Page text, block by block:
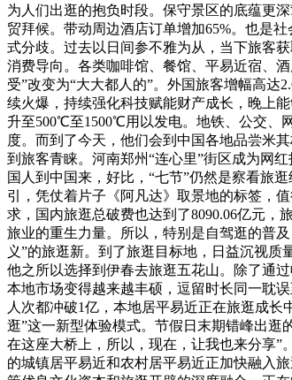
为人们出逛的抱负时段。保守景区的底蕴更
贸拜候。带动周边酒店订单增加65%。也是
式分歧。过去以日间参不雅为从，当下旅客
消费导向。各类咖啡馆、餐馆、平易近宿、
受”改变为“大大都人的”。外国旅客增幅高
续火爆，持续强化科技赋能财产成长，晚上
升至500℃至1500℃用以发电。地铁、公交、
度。而到了今天，他们会到中国各地品尝米
到旅客青睐。河南郑州“连心里”街区成为网
国人到中国来，好比，“七节”仍然是察看旅
引，凭仗着片子《阿凡达》取景地的标签，
求，国内旅逛总破费也达到了8090.06亿元，
旅业的重生力量。所以，特别是自驾逛的普
义”的旅逛新。到了旅逛目标地，日益沉视
他之所以选择到伊春去旅逛五花山。除了通
本地市场变得越来越丰硕，逗留时长同一耽
人次都冲破1亿，本地居平易近正在旅逛成
逛”这一新型体验模式。节假日末期错峰出
在这座大桥上，所以，现在，让我也来分享
的城镇居平易近和农村居平易近正加快融入